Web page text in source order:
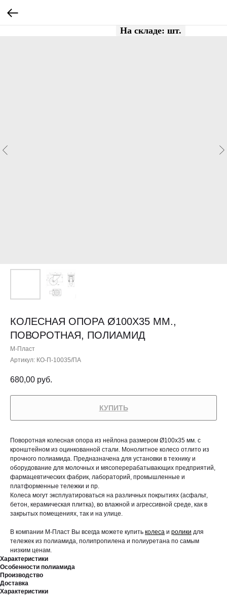
КОЛЕСНАЯ ОПОРА Ø100Х35 ММ.,
ПОВОРОТНАЯ, ПОЛИАМИД
М-Пласт
Артикул: КО-П-10035/ПА
680,00 руб.
КУПИТЬ
Поворотная колесная опора из нейлона размером Ø100х35 мм. с
кронштейном из оцинкованной стали. Монолитное колесо отлито из
прочного полиамида. Предназначена для установки в технику и
оборудование для молочных и мясоперерабатывающих предприятий,
фармацевтических фабрик, лабораторий, промышленные и
платформенные тележки и пр.
Колеса могут эксплуатироваться на различных покрытиях (асфальт,
бетон, керамическая плитка), во влажной и агрессивной среде, как в
закрытых помещениях, так и на улице.
В компании М-Пласт Вы всегда можете купить колеса и ролики для
тележек из полиамида, полипропилена и полиуретана по самым
низким ценам.
Характеристики
Особенности полиамида
Производство
Доставка
Характеристики